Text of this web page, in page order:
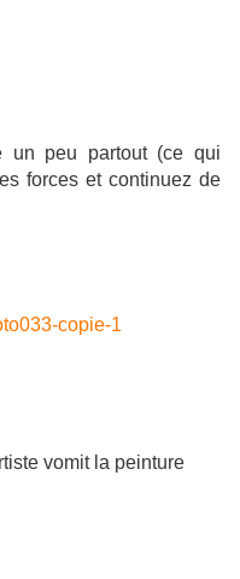
un peu partout (ce qui
forces et continuez de
vomit la peinture